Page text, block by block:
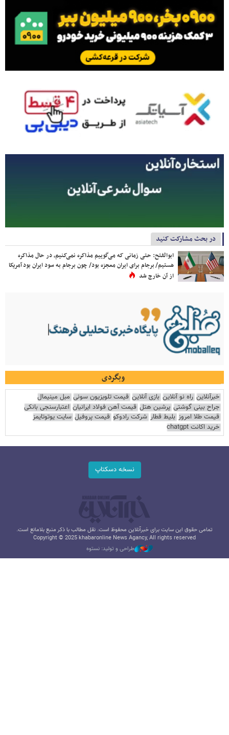
در بحث مشارکت کنید
ابوالفتح: حتی زمانی که می‌گوییم مذاکره نمی‌کنیم، در حال مذاکره
هستیم/ برجام برای ایران معجزه بود/ چون برجام به سود ایران بود آمریکا
از آن خارج شد
وبگردی
خبرآنلاین راه نو آنلاین بازی آنلاین قیمت تلویزیون سونی مبل مینیمال
جراح بینی گوشتی پرشین هتل قیمت آهن فولاد ایرانیان اعتبارسنجی بانکی
قیمت طلا امروز بلیط قطار شرکت رادوکو قیمت پروفیل سایت یوتوتایمز
خرید اکانت chatgpt
نسخه دسکتاپ
تمامی حقوق این سایت برای خبرآنلاین محفوظ است. نقل مطالب با ذکر منبع بلامانع است.
Copyright © 2025 khabaronline News Agancy, All rights reserved
طراحی و تولید: نستوه